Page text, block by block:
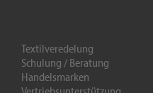
Textilveredelung
Schulung / Beratung
Handelsmarken